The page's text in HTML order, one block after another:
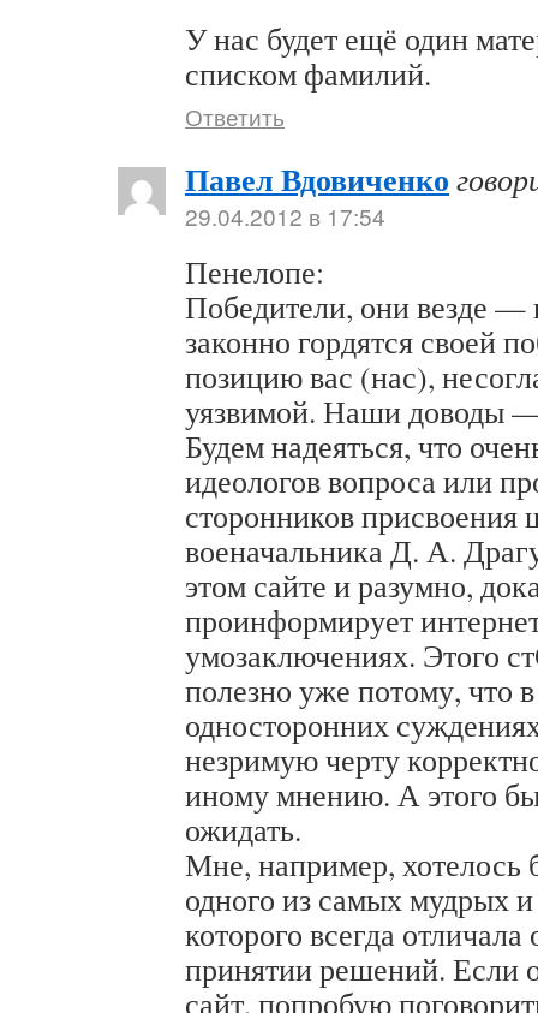
У нас будет ещё один
списком фамилий.
Ответить
Павел Вдовиченко
29.04.2012 в 17:54
Пенелопе:
Победители, они везде —
законно гордятся своей
позицию вас (нас),
уязвимой. Наши доводы
Будем надеяться, что
идеологов вопроса или
сторонников присвоения
военачальника Д. А.
этом сайте и разумно,
проинформирует
умозаключениях. Этого
полезно уже потому, что
односторонних
незримую черту
иному мнению. А этого
ожидать.
Мне, например,
одного из самых мудрых
которого всегда
принятии решений. Если
сайт, попробую